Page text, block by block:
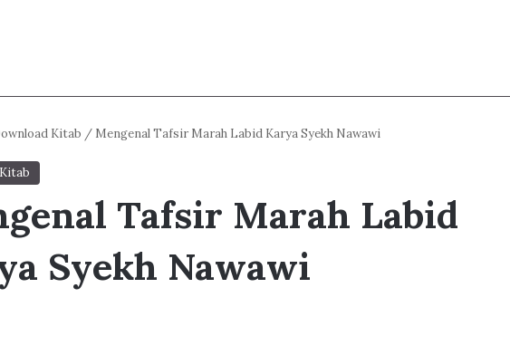
Kitab / Mengenal Tafsir Marah Labid Karya Syekh Nawawi
Tafsir Marah Labid
Syekh Nawawi